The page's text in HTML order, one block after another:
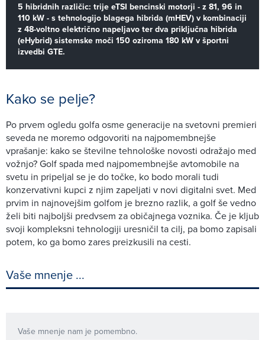
5 hibridnih različic: trije eTSI bencinski motorji - z 81, 96 in
110 kW - s tehnologijo blagega hibrida (mHEV) v kombinaciji
z 48-voltno električno napeljavo ter dva priključna hibrida
(eHybrid) sistemske moči 150 oziroma 180 kW v športni
izvedbi GTE.
Kako se pelje?
Po prvem ogledu golfa osme generacije na svetovni premieri
seveda ne moremo odgovoriti na najpomembnejše
vprašanje: kako se številne tehnološke novosti odražajo med
vožnjo? Golf spada med najpomembnejše avtomobile na
svetu in pripeljal se je do točke, ko bodo morali tudi
konzervativni kupci z njim zapeljati v novi digitalni svet. Med
prvim in najnovejšim golfom je brezno razlik, a golf še vedno
želi biti najboljši predvsem za običajnega voznika. Če je kljub
svoji kompleksni tehnologiji uresničil ta cilj, pa bomo zapisali
potem, ko ga bomo zares preizkusili na cesti.
Vaše mnenje ...
Vaše mnenje nam je pomembno.